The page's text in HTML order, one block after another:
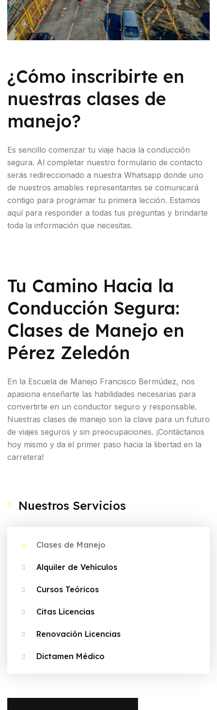
¿Cómo inscribirte en
nuestras clases de
manejo?
Es sencillo comenzar tu viaje hacia la conducción
segura. Al completar nuestro formulario de contacto
serás redireccionado a nuestra Whatsapp donde uno
de nuestros amables representantes se comunicará
contigo para programar tu primera lección. Estamos
aquí para responder a todas tus preguntas y brindarte
toda la información que necesitas.
Tu Camino Hacia la
Conducción Segura:
Clases de Manejo en
Pérez Zeledón
En la Escuela de Manejo Francisco Bermúdez, nos
apasiona enseñarte las habilidades necesarias para
convertirte en un conductor seguro y responsable.
Nuestras clases de manejo son la clave para un futuro
de viajes seguros y sin preocupaciones. ¡Contáctanos
hoy mismo y da el primer paso hacia la libertad en la
carretera!
Nuestros Servicios
Clases de Manejo
Alquiler de Vehículos
Cursos Teóricos
Citas Licencias
Renovación Licencias
Dictamen Médico